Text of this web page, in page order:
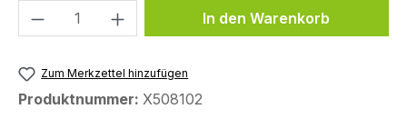
Produkt Anzahl: Gib denIn den Warenkorb
Zum Merkzettel hinzufügen
Produktnummer: X508102